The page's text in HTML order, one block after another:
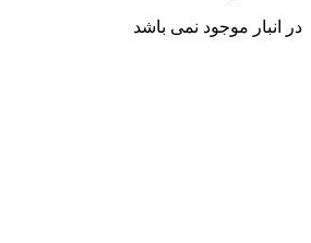
در انبار موجود نمی باشد